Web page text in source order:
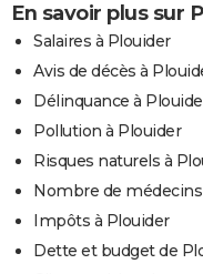
En savoir plus sur
Salaires à Plouider
Avis de décès à
Délinquance à
Pollution à Plouider
Risques naturels à
Nombre de
Impôts à Plouider
Dette et budget de